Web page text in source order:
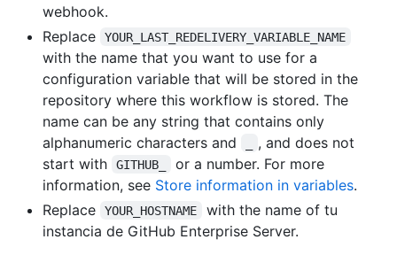
webhook.
Replace
YOUR_LAST_REDELIVERY_VARIABLE_NAME
with the name that you want to use for a
configuration variable that will be stored in the
repository where this workflow is stored. The
name can be any string that contains only
alphanumeric characters and
, and does not
start with
GITHUB_
or a number. For more
information, see Store information in variables.
Replace
YOUR_HOSTNAME
with the name of tu
instancia de GitHub Enterprise Server.